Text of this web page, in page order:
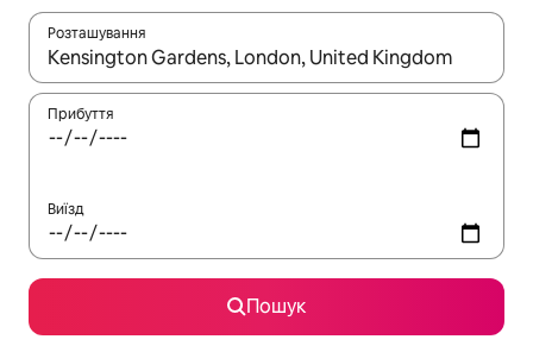
Розташування
Отримавши результати пошуку, використовуйте для
Прибуття
Виїзд
Пошук